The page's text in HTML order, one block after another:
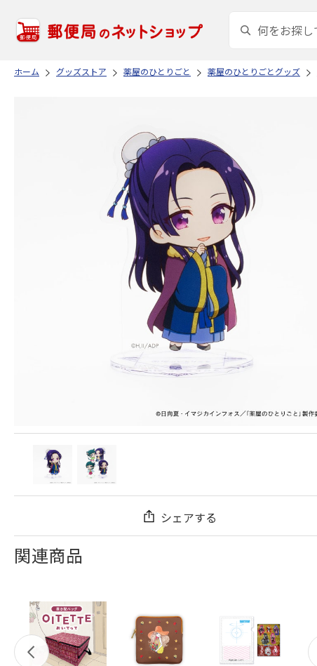
ホーム グッズストア 薬屋のひとりごと 薬屋のひとりごとグッズ
シェアする
関連商品